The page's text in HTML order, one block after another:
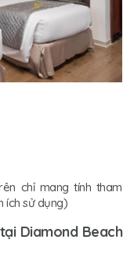
chỉ mang tính tham
ích sử dụng)
Diamond Beach